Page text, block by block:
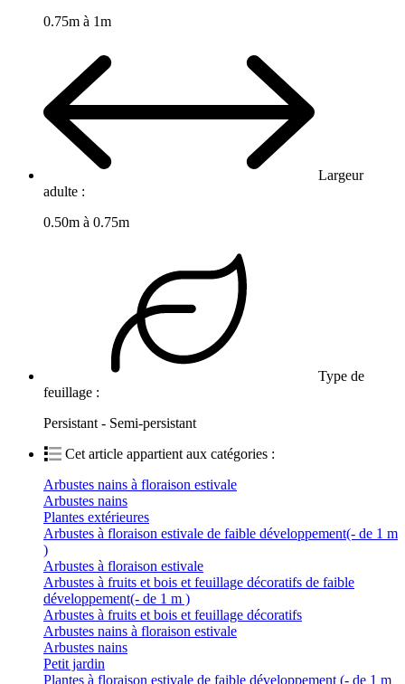
0.75m à 1m
Largeur
adulte :
0.50m à 0.75m
Type de
feuillage :
Persistant - Semi-persistant
Cet article appartient aux catégories :
Arbustes nains à floraison estivale
Arbustes nains
Plantes extérieures
Arbustes à floraison estivale de faible développement(- de 1 m
)
Arbustes à floraison estivale
Arbustes à fruits et bois et feuillage décoratifs de faible
développement(- de 1 m )
Arbustes à fruits et bois et feuillage décoratifs
Arbustes nains à floraison estivale
Arbustes nains
Petit jardin
Plantes à floraison estivale de faible développement (- de 1 m